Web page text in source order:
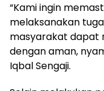
“Kami ingin
melaksanakan
masyarakat dapat
dengan aman,
Iqbal Sengaji.